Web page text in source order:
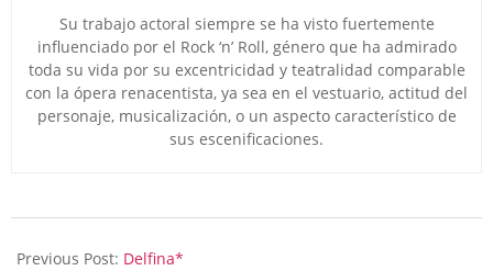
Su trabajo actoral siempre se ha visto fuertemente
influenciado por el Rock ‘n’ Roll, género que ha admirado
toda su vida por su excentricidad y teatralidad comparable
con la ópera renacentista, ya sea en el vestuario, actitud del
personaje, musicalización, o un aspecto característico de
sus escenificaciones.
07-
Previous Post: Delfina*